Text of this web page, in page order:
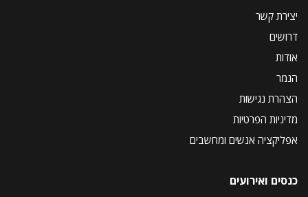
יצירת קשר
דרושים
אודות
הנמר
הצהרת נגישות
מדיניות הפרטיות
אפליקציה אנשים ומחשבים
כנסים ואירועים